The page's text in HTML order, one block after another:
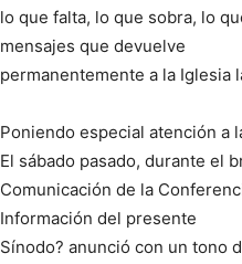
lo que falta, lo que sobra, lo
mensajes que devuelve
permanentemente a la Iglesia
Poniendo especial atención a
El sábado pasado, durante el
Comunicación de la
Información del presente
Sínodo? anunció con un tono